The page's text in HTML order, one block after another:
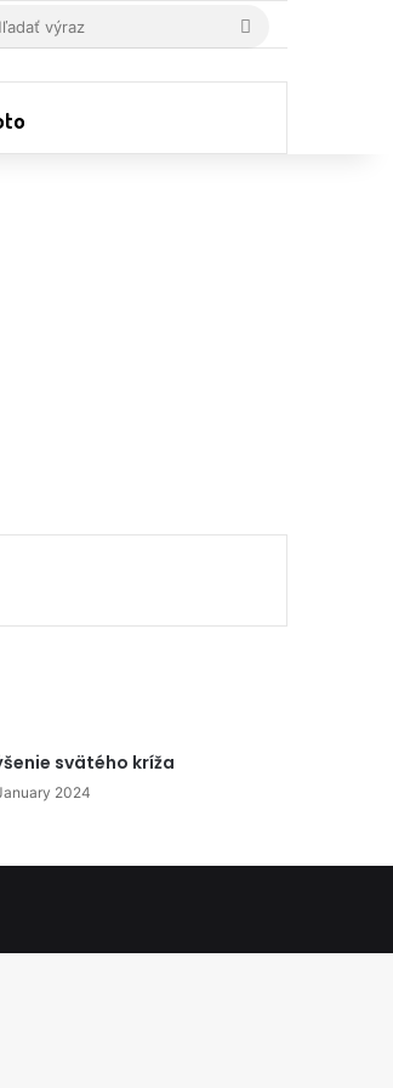
Article
skin
Hľadať
svätého kríža
2024